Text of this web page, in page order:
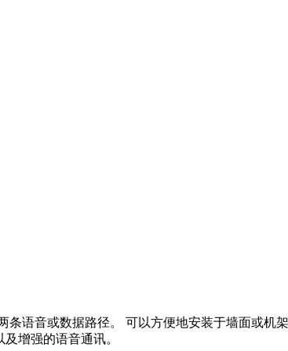
语音或数据路径。 可以方便地安装于墙面或机
增强的语音通讯。